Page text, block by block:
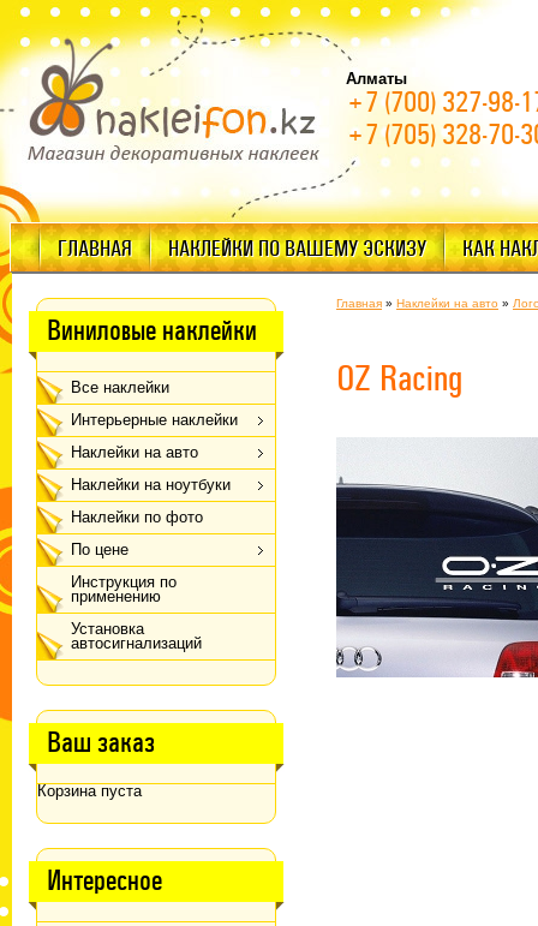
Алматы
+7 (700) 327-98-
+7 (705) 328-70-
ГЛАВНАЯ НАКЛЕЙКИ ПО ВАШЕМУ ЭСКИЗУ КАК
Виниловые наклейки
Все наклейки
Интерьерные наклейки
Наклейки на авто
Наклейки на ноутбуки
Наклейки по фото
По цене
Инструкция по
применению
Установка
автосигнализаций
Ваш заказ
Корзина пуста
Интересное
Главная » Наклейки на авто »
OZ Racing